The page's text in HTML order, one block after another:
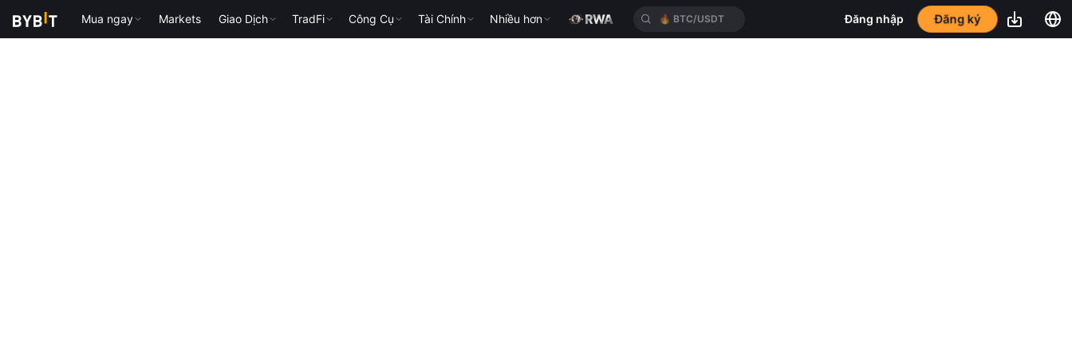
Mua ngay Markets Giao Dịch TradFi Công Cụ Tài Chính Nhiều hơn 🔥 BTC/USDT
🔥 ETH/USDT
Đăng nhập Đăng ký